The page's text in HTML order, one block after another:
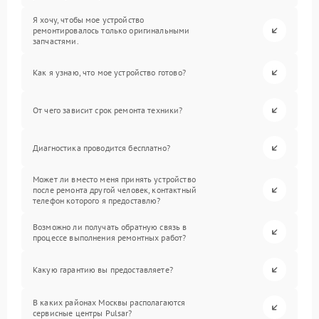
Я хочу, чтобы мое устройство
ремонтировалось только оригинальными
запчастями.
Как я узнаю, что мое устройство готово?
От чего зависит срок ремонта техники?
Диагностика проводится бесплатно?
Может ли вместо меня принять устройство
после ремонта другой человек, контактный
телефон которого я предоставлю?
Возможно ли получать обратную связь в
процессе выполнения ремонтных работ?
Какую гарантию вы предоставляете?
В каких районах Москвы располагаются
сервисные центры Pulsar?